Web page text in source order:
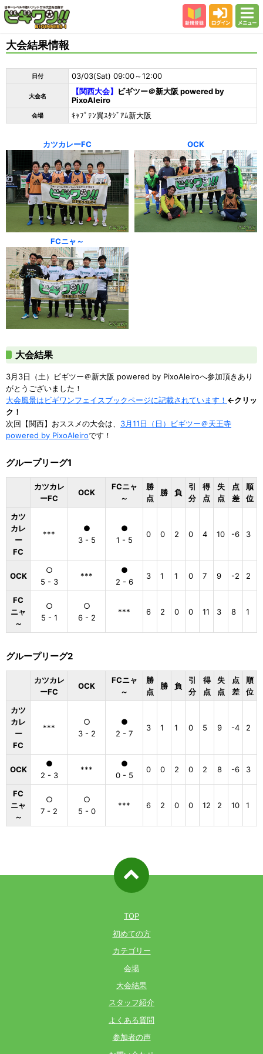
会場
スタッフ紹介
参加者の声
大会結果情報
日付 03/03(Sat) 09:00～12:00
大会名 【関西大会】
ビギツー＠新大阪 powered by
PixoAleiro
会場 ｷｬﾌﾟﾃﾝ翼ｽﾀｼﾞｱﾑ新大阪
カツカレーFC OCK
FCニャ～
大会結果
3月3日（土）ビギツー＠新大阪 powered by PixoAleiroへ参加頂きあり
がとうございました！
大会風景はビギワンフェイスブックページに記載されています！ ←クリッ
ク！
次回【関西】おススメの大会は、 3月11日（日）ビギツー＠天王寺
powered by PixoAleiroです！
グループリーグ1
カツカレ
ーFC
OCK
FCニャ
～
勝
点
勝 負
引
分
得
点
失
点
点
差
順
位
カツ
カレ
ー
FC
***
●
3 - 5
●
1 - 5
0 0 2 0 4 10 -6 3
OCK
○
5 - 3
***
●
2 - 6
3 1 1 0 7 9 -2 2
FC
ニャ
～
○
5 - 1
○
6 - 2
*** 6 2 0 0 11 3 8 1
グループリーグ2
カツカレ
ーFC
OCK
FCニャ
～
勝
点
勝 負
引
分
得
点
失
点
点
差
順
位
カツ
カレ
ー
FC
***
○
3 - 2
●
2 - 7
3 1 1 0 5 9 -4 2
OCK
●
2 - 3
***
●
0 - 5
0 0 2 0 2 8 -6 3
FC
ニャ
～
○
7 - 2
○
5 - 0
*** 6 2 0 0 12 2 10 1
TOP
初めての方
カテゴリー
会場
大会結果
スタッフ紹介
よくある質問
参加者の声